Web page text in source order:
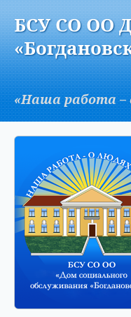
AБСУ СО ОО
«Наша работа –